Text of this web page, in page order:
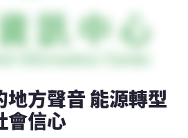
地方聲音 能源轉型
會信心